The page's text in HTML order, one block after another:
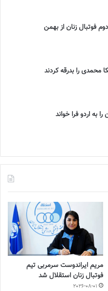
فوتبال زنان از بهمن
محمدی را بدرقه کردند
مریم ایراندوست سرمربی تیم
فوتبال زنان استقلال شد
2026-08-01